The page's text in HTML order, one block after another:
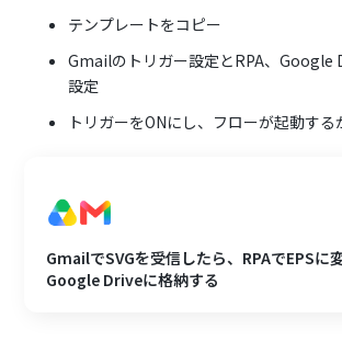
テンプレートをコピー
Gmailのトリガー設定とRPA、Google
設定
トリガーをONにし、フローが起動する
GmailでSVGを受信したら、RPAでEPSに
Google Driveに格納する